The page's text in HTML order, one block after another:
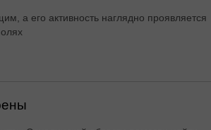
а его активность наглядно проявляется